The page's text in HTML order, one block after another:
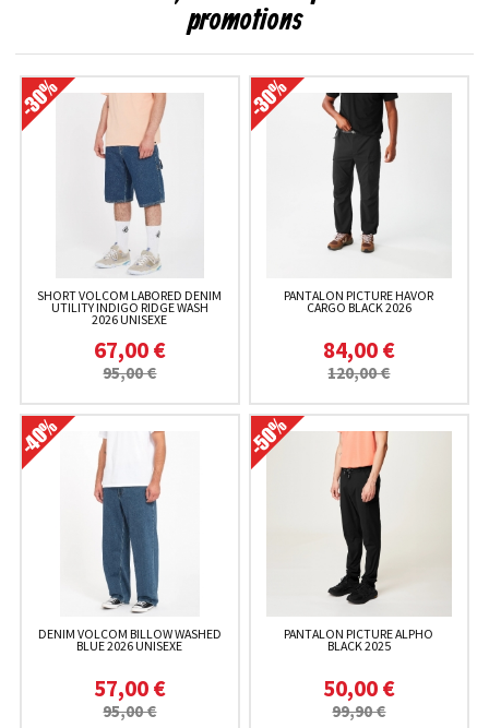
promotions
SHORT VOLCOM LABORED DENIM
UTILITY INDIGO RIDGE WASH
2026 UNISEXE
67,00 €
95,00 €
PANTALON PICTURE HAVOR
CARGO BLACK 2026
84,00 €
120,00 €
DENIM VOLCOM BILLOW WASHED
BLUE 2026 UNISEXE
57,00 €
95,00 €
PANTALON PICTURE ALPHO
BLACK 2025
50,00 €
99,90 €